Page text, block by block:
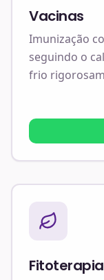
Vacinas
Imunização
seguindo o
frio
Fitoterapia